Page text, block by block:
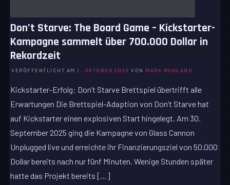
Don’t Starve: The Board Game – Kickstarter-
Kampagne sammelt über 700.000 Dollar in
Rekordzeit
VERÖFFENTLICHT AM2. OKTOBER 2025 VON MARK RUHLAND
Kickstarter-Erfolg: Don’t Starve Brettspiel übertrifft alle
Erwartungen Die Brettspiel-Adaption von Don’t Starve hat
auf Kickstarter einen explosiven Start hingelegt. Am 30.
September 2025 ging die Kampagne von Glass Cannon
Unplugged live und erreichte ihr Finanzierungsziel von 50.000
Dollar bereits nach nur fünf Minuten. Wenige Stunden später
hatte das Projekt bereits […]